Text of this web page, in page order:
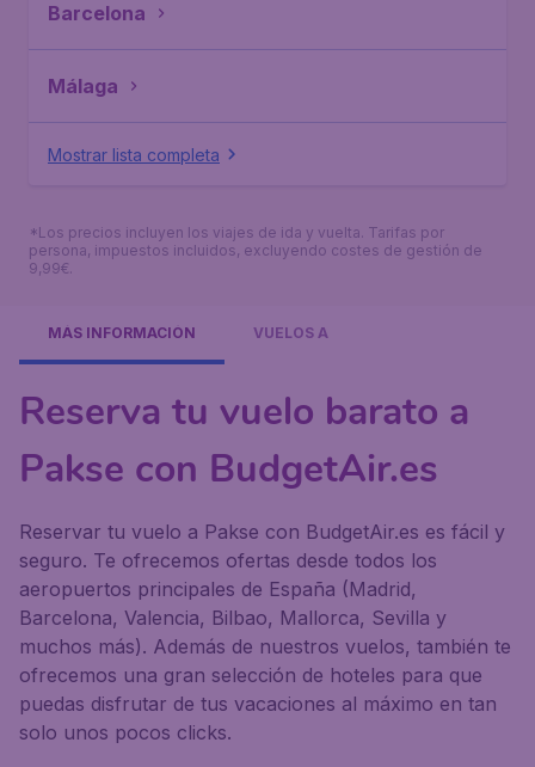
Barcelona
Málaga
Mostrar lista completa
*Los precios incluyen los viajes de ida y vuelta. Tarifas por
persona, impuestos incluidos, excluyendo costes de gestión de
9,99€.
MÁS INFORMACIÓN VUELOS A
Reserva tu vuelo barato a
Pakse con BudgetAir.es
Reservar tu vuelo a Pakse con BudgetAir.es es fácil y
seguro. Te ofrecemos ofertas desde todos los
aeropuertos principales de España (Madrid,
Barcelona, Valencia, Bilbao, Mallorca, Sevilla y
muchos más). Además de nuestros vuelos, también te
ofrecemos una gran selección de hoteles para que
puedas disfrutar de tus vacaciones al máximo en tan
solo unos pocos clicks.